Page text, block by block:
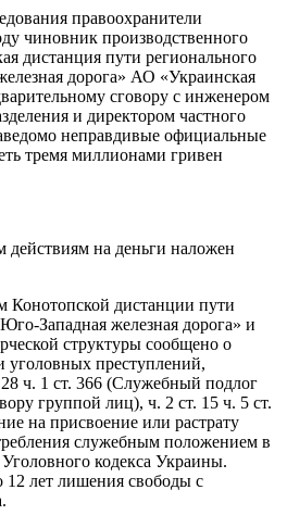
правоохранители
чиновник производственного
дистанция пути регионального
дорога» АО «Украинская
сговору с инженером
и директором частного
неправдивые официальные
тремя миллионами гривен
действиям на деньги наложен
дистанции пути
Западная железная дорога» и
структуры сообщено о
уголовных преступлений,
ч. 1 ст. 366 (Служебный подлог
группой лиц), ч. 2 ст. 15 ч. 5 ст.
на присвоение или растрату
служебным положением в
кодекса Украины.
12 лет лишения свободы с